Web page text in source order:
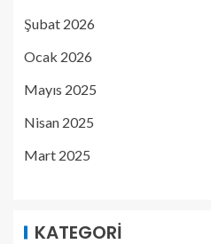
Şubat 2026
Ocak 2026
Mayıs 2025
Nisan 2025
Mart 2025
KATEGORI